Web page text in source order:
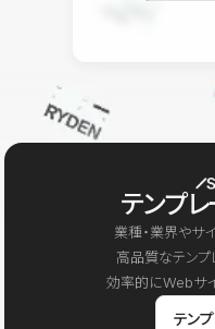
テンプ
業種・業界やサ
高品質なテンプ
効率的にWebサイ
テン